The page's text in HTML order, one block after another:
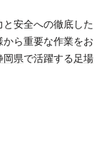
安全への徹底した
ら重要な作業をお
岡県で活躍する足場